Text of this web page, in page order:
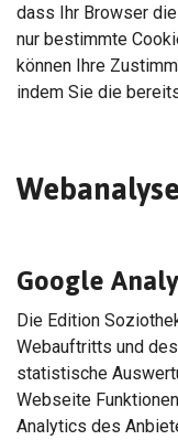
dass Ihr Browser
nur bestimmte
können Ihre
indem Sie die
Google
Die Edition
Webauftritts und
statistische
Webseite
Analytics des